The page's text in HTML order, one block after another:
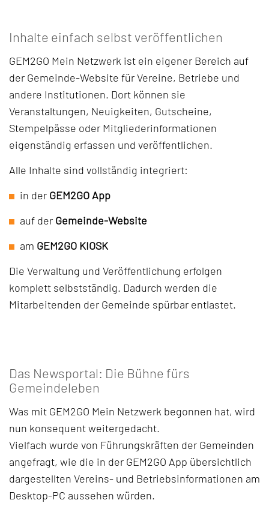
Inhalte einfach selbst veröffentlichen
GEM2GO Mein Netzwerk ist ein eigener Bereich auf
der Gemeinde-Website für Vereine, Betriebe und
andere Institutionen. Dort können sie
Veranstaltungen, Neuigkeiten, Gutscheine,
Stempelpässe oder Mitgliederinformationen
eigenständig erfassen und veröffentlichen.
Alle Inhalte sind vollständig integriert:
in der GEM2GO App
auf der Gemeinde-Website
am GEM2GO KIOSK
Die Verwaltung und Veröffentlichung erfolgen
komplett selbstständig. Dadurch werden die
Mitarbeitenden der Gemeinde spürbar entlastet.
Das Newsportal: Die Bühne fürs
Gemeindeleben
Was mit GEM2GO Mein Netzwerk begonnen hat, wird
nun konsequent weitergedacht.
Vielfach wurde von Führungskräften der Gemeinden
angefragt, wie die in der GEM2GO App übersichtlich
dargestellten Vereins- und Betriebsinformationen am
Desktop-PC aussehen würden.